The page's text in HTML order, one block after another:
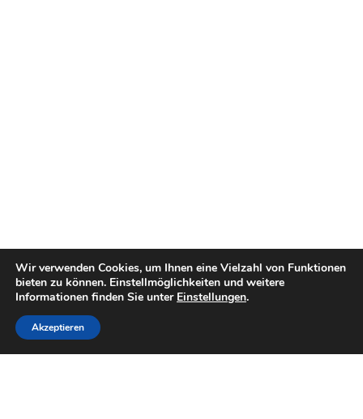
Wir verwenden Cookies, um Ihnen eine Vielzahl von Funktionen
bieten zu können. Einstellmöglichkeiten und weitere
Informationen finden Sie unter Einstellungen.
Akzeptieren